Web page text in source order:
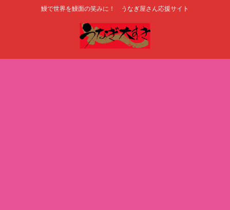
鰻で世界を鰻面の笑みに！ うなぎ屋さん応援サイト